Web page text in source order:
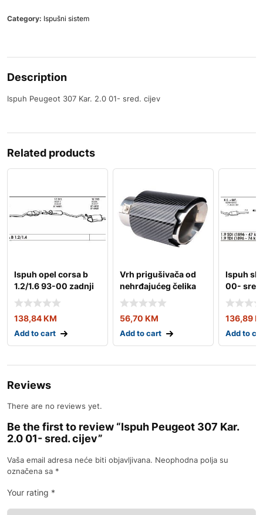
Category: Ispušni sistem
Description
Ispuh Peugeot 307 Kar. 2.0 01- sred. cijev
Related products
Ispuh opel corsa b
1.2/1.6 93-00 zadnji
138,84KM
Add to cart
Vrh prigušivača od
nehrđajućeg čelika
amio-04065
56,70 KM
Add to cart
Ispuh
00-
136,89
Add to
Reviews
There are no reviews yet.
Be the first to review “Ispuh Peugeot 307 Kar.
2.0 01- sred. cijev”
Vaša email adresa neće biti objavljivana. Neophodna polja su
označena sa *
Your rating *